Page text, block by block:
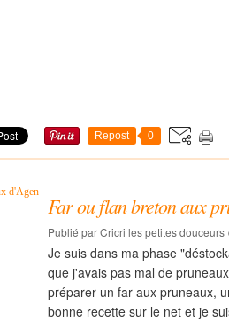
Repost 0
Far ou flan breton aux
Publié par Cricri les petites douceurs
Je suis dans ma phase
que j'avais pas mal de
préparer un far aux pruneaux,
bonne recette sur le net et je